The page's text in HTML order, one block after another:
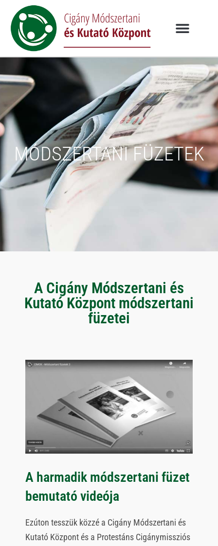
MÓDSZERTANI FÜZETEK
A Cigány Módszertani és
Kutató Központ módszertani
füzetei
A harmadik módszertani füzet
bemutató videója
Ezúton tesszük közzé a Cigány Módszertani és
Kutató Központ és a Protestáns Cigánymissziós